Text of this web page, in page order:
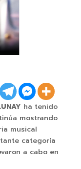
ha tenido
mostrando
musical
categoría
a cabo en